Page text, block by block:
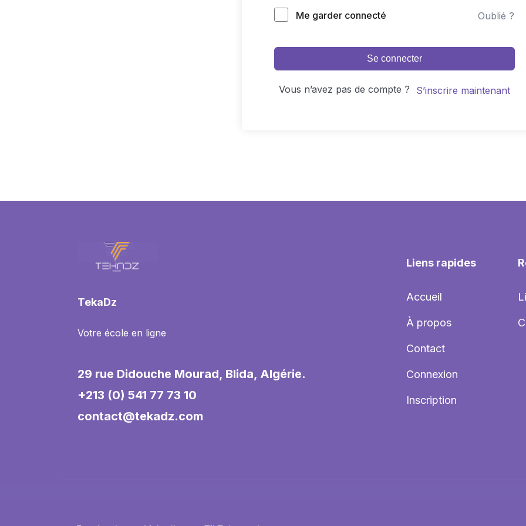
Me garder connecté Oublié ?
Se connecter
Vous n’avez pas de compte ? S’inscrire maintenant
TekaDz
Votre école en ligne
29 rue Didouche Mourad, Blida, Algérie.
+213 (0) 541 77 73 10
contact@tekadz.com
Liens rapides
Accueil
À propos
Contact
Connexion
Inscription